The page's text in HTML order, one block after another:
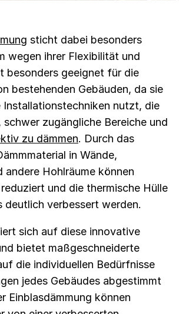
sticht dabei besonders
wegen ihrer Flexibilität und
besonders geeignet für die
bestehenden Gebäuden, da sie
Installationstechniken nutzt, die
schwer zugängliche Bereiche und
zu dämmen. Durch das
in Wände,
andere Hohlräume können
und die thermische Hülle
deutlich verbessert werden.
sich auf diese innovative
bietet maßgeschneiderte
die individuellen Bedürfnisse
jedes Gebäudes abgestimmt
Einblasdämmung können